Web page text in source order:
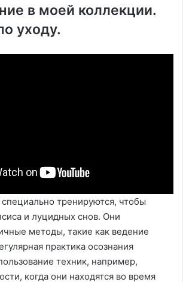
в моей коллекции.
уходу.
тренируются, чтобы
и луцидных снов. Они
методы, такие как ведение
практика осознания
техник, например,
когда они находятся во время